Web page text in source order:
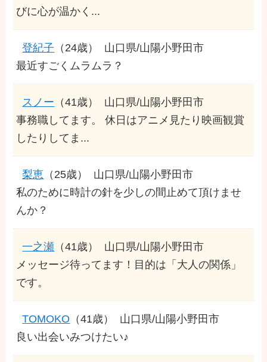
びに心が温かく...
登紀子 （24歳）
山口県/山陽小野田市
最近すごくムラムラ？
スノー （41歳）
山口県/山陽小野田市
事務職してます。 休日はアニメ見たり映画観賞
したりしてま...
梨恵 （25歳）
山口県/山陽小野田市
私のために時計の針を少しの間止めて頂けませ
んか？
一之瀬 （41歳）
山口県/山陽小野田市
メッセージ待ってます！目的は「大人の関係」
です。
TOMOKO （41歳）
山口県/山陽小野田市
良い出会いみつけたい♪